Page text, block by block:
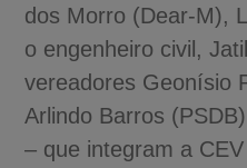
dos Morro (Dear-M),
o engenheiro civil,
vereadores Geonísio
Arlindo Barros
– que integram a